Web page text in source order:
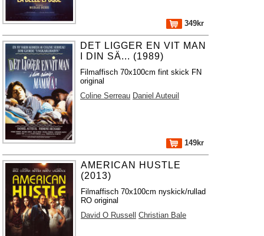
349kr
DET LIGGER EN VIT MAN
I DIN SÄ... (1989)
Filmaffisch 70x100cm fint skick FN
original
Coline Serreau Daniel Auteuil
149kr
AMERICAN HUSTLE
(2013)
Filmaffisch 70x100cm nyskick/rullad
RO original
David O Russell
Christian Bale